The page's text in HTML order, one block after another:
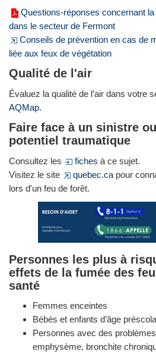
Questions-réponses concernant
dans le secteur de Fermont
Conseils de prévention en cas de
liée aux feux de végétation
Qualité de l'air
Évaluez la qualité de l’air dans votre
AQMap.
Faire face à un sinistre
potentiel traumatique
Consultez les fiches à ce sujet.
Visitez le site
quebec.ca pour
lors d'un feu de forêt.
Personnes les plus à
effets de la fumée des
santé
Femmes enceintes
Bébés et enfants d’âge
Personnes avec des
emphysème, bronchite